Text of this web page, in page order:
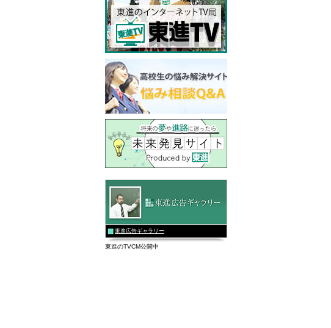
東進広告ギャラリー
東進のTVCM公開中